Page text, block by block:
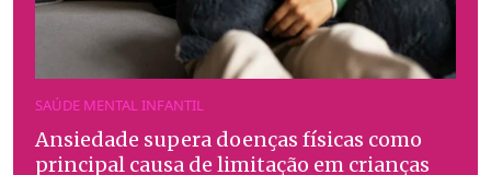
SAÚDE MENTAL INFANTIL
Ansiedade supera doenças físicas como
principal causa de limitação em crianças